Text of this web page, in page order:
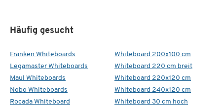
Häufig gesucht
Franken Whiteboards
Legamaster Whiteboards
Maul Whiteboards
Nobo Whiteboards
Rocada Whiteboard
Whiteboard 200x100 cm
Whiteboard 220 cm breit
Whiteboard 220x120 cm
Whiteboard 240x120 cm
Whiteboard 30 cm hoch